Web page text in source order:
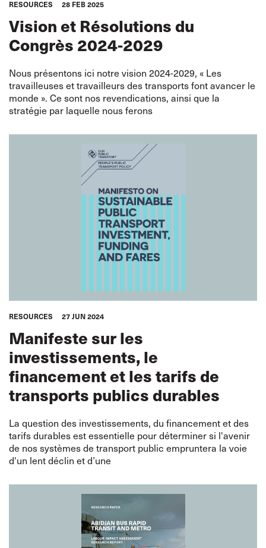
RESOURCES 28 FEB 2025
Vision et Résolutions du
Congrès 2024-2029
Nous présentons ici notre vision 2024-2029, « Les
travailleuses et travailleurs des transports font avancer le
monde ». Ce sont nos revendications, ainsi que la
stratégie par laquelle nous ferons
RESOURCES 27 JUN 2024
Manifeste sur les
investissements, le
financement et les tarifs de
transports publics durables
La question des investissements, du financement et des
tarifs durables est essentielle pour déterminer si l'avenir
de nos systèmes de transport public empruntera la voie
d'un lent déclin et d’une